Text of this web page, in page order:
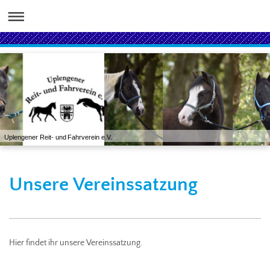
Uplengener Reit- und Fahrverein e.V.
Unsere Vereinssatzung
Hier findet ihr unsere Vereinssatzung.